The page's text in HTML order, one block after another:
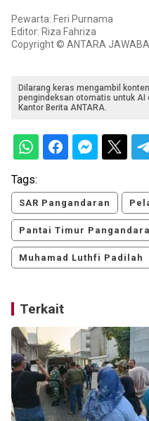
Pewarta: Feri Purnama
Editor: Riza Fahriza
Copyright © ANTARA
Dilarang keras mengambil
pengindeksan otomatis untuk
Kantor Berita ANTARA.
Tags:
SAR Pangandaran
Pantai Timur
Muhamad Luthfi Padilah
Terkait